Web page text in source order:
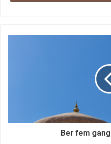
Europa har en rig historie og
mange gamle slotte, kirker
kendt for sin mad og vin, og
Ber fem